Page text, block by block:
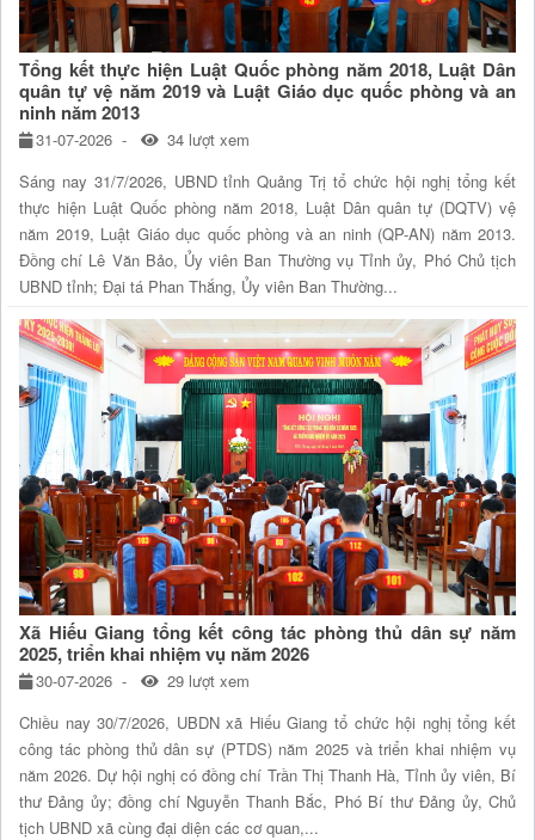
Tổng kết thực hiện Luật Quốc phòng năm 2018, Luật Dân
quân tự vệ năm 2019 và Luật Giáo dục quốc phòng và an
ninh năm 2013
31-07-2026
34 lượt xem
Sáng nay 31/7/2026, UBND tỉnh Quảng Trị tổ chức hội nghị tổng kết
thực hiện Luật Quốc phòng năm 2018, Luật Dân quân tự (DQTV) vệ
năm 2019, Luật Giáo dục quốc phòng và an ninh (QP-AN) năm 2013.
Đồng chí Lê Văn Bảo, Ủy viên Ban Thường vụ Tỉnh ủy, Phó Chủ tịch
UBND tỉnh; Đại tá Phan Thắng, Ủy viên Ban Thường...
Xã Hiếu Giang tổng kết công tác phòng thủ dân sự năm
2025, triển khai nhiệm vụ năm 2026
30-07-2026
29 lượt xem
Chiều nay 30/7/2026, UBDN xã Hiếu Giang tổ chức hội nghị tổng kết
công tác phòng thủ dân sự (PTDS) năm 2025 và triển khai nhiệm vụ
năm 2026. Dự hội nghị có đồng chí Trần Thị Thanh Hà, Tỉnh ủy viên, Bí
thư Đảng ủy; đồng chí Nguyễn Thanh Bắc, Phó Bí thư Đảng ủy, Chủ
tịch UBND xã cùng đại diện các cơ quan,...